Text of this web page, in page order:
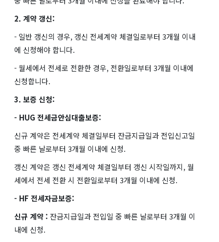
2. 계약 갱신:
- 일반 갱신의 경우, 갱신 전세계약 체결일로부터 3개월 이내
에 신청해야 합니다.
- 월세에서 전세로 전환한 경우, 전환일로부터 3개월 이내에
신청합니다.
3. 보증 신청:
- HUG 전세금안심대출보증:
신규 계약은 전세계약 체결일부터 잔금지급일과 전입신고일
중 빠른 날로부터 3개월 이내에 신청.
갱신 계약은 갱신 전세계약 체결일부터 갱신 시작일까지, 월
세에서 전세 전환 시 전환일로부터 3개월 이내에 신청.
- HF 전세자금보증:
신규 계약 : 잔금지급일과 전입일 중 빠른 날로부터 3개월 이
내에 신청.